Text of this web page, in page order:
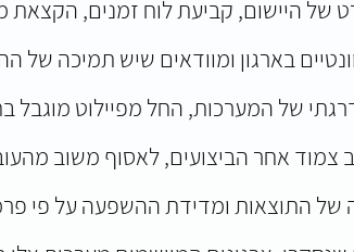
של היישום, קביעת לוח זמנים, הקצאת
בארגון ומוודאים שיש תמיכה
של המערכות, החל מפיילוט
צמוד אחר הביצועים, לאסוף משוב
התוצאות ומדידת ההשפעה על פי